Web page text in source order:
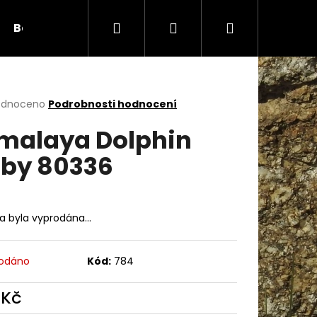
Bambule Háčky Duté vlákno
Hledat PřihlášeníNákupní
košík
Podrobnosti hodnocení
Dolphin
80336
byla vyprodána…
Kód: 784